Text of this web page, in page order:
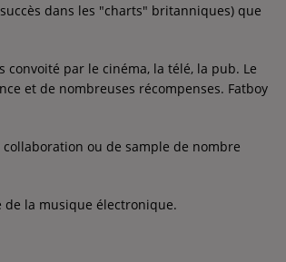
dans les "charts" britanniques) que
par le cinéma, la télé, la pub. Le
et de nombreuses récompenses. Fatboy
collaboration ou de sample de nombre
de la musique électronique.